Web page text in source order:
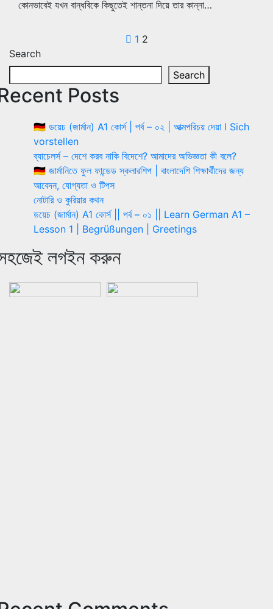
কোনভাবেই যখন বান্ধবিকে কিছুতেই শান্তনা দিয়ে তার কান্না…
Posts
pagination
1 2
Search
Search
Posts
🇩🇪 ডয়েচ (জার্মান) A1 কোর্স | পর্ব – ০২ | আত্মপরিচয় দেয়া l Sich
vorstellen
ব্যাচেলর্স – দেশে করব নাকি বিদেশে? আমাদের অভিজ্ঞতা কী বলে?
🇩🇪 জার্মানিতে ফুল ফান্ডেড স্কলারশিপ | বাংলাদেশি শিক্ষার্থীদের জন্য
আবেদন, যোগ্যতা ও টিপস
নোটারি ও কুরিয়ার কথন
ডয়েচ (জার্মান) A1 কোর্স || পর্ব – ০১ || Learn German A1 –
Lesson 1 | Begrüßungen | Greetings
লগইন করুন